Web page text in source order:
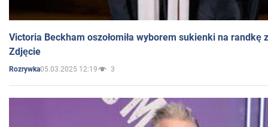
Victoria Beckham oszołomiła wyborem sukienki na randkę
Zdjęcie
Rozrywka05.03.2025 12:19 3